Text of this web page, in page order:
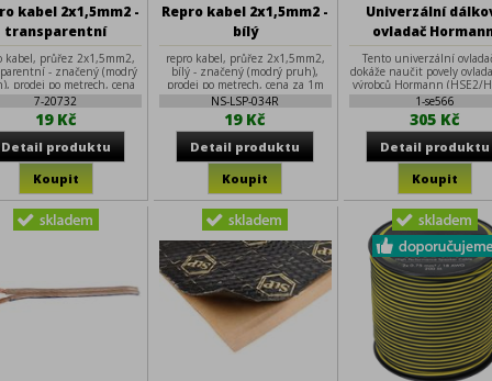
kabel 2x1,5mm2 -
transparentní
kabel, průřez 2x1,5mm2,
- značený (modrý
prodej po metrech, cena
za 1m
7-20732
19 Kč
Repro kabel 2x1,5mm2 -
bílý
repro kabel, průřez 2x1,5mm2,
bílý - značený (modrý pruh),
prodej po metrech, cena za 1m
NS-LSP-034R
19 Kč
Univerzální
ovladač
Marantec,
868,3MHz
Tento univerzální
dokáže naučit povely
výrobců Hormann (HSE2/
(modrá tla
1-se566
305 Kč